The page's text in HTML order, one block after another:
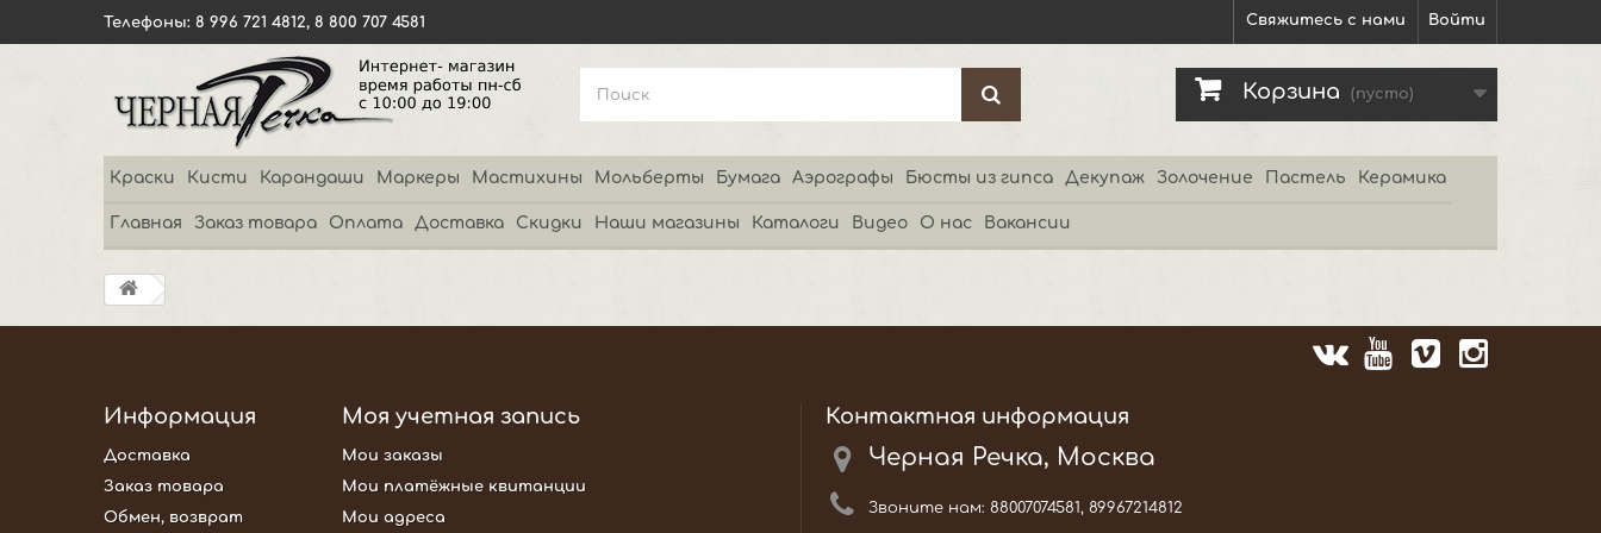
Войти
Свяжитесь с нами
Телефоны: 8 996 721 4812, 8 800 707 4581
Корзина (пусто)
Краски Кисти Карандаши Маркеры Мастихины Мольберты Бумага Аэрографы Бюсты из гипса Декупаж Золочение Пастель Керамика
Главная Заказ товара Оплата Доставка Скидки Наши магазины Каталоги Видео О нас Вакансии
Информация
Доставка
Заказ товара
Обмен, возврат
Моя учетная запись
Мои заказы
Мои платёжные квитанции
Мои адреса
Контактная информация
Черная Речка, Москва
Звоните нам: 88007074581, 89967214812